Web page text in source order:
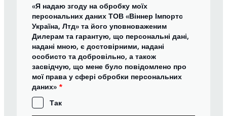
«Я надаю згоду на обробку моїх
персональних даних ТОВ «Віннер Імпортс
Україна, Лтд» та його уповноваженим
Дилерам та гарантую, що персональні дані,
надані мною, є достовірними, надані
особисто та добровільно, а також
засвідчую, що мене було повідомлено про
мої права у сфері обробки персональних
даних» *
Так